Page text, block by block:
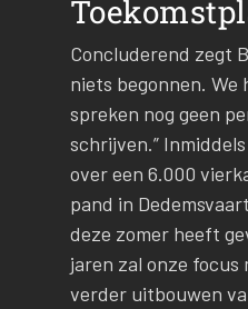
Concluderend zegt
niets begonnen. We
spreken nog geen
schrijven.”
over een 6.000
pand in
deze zomer heeft
jaren zal onze focus
verder uitbouwen